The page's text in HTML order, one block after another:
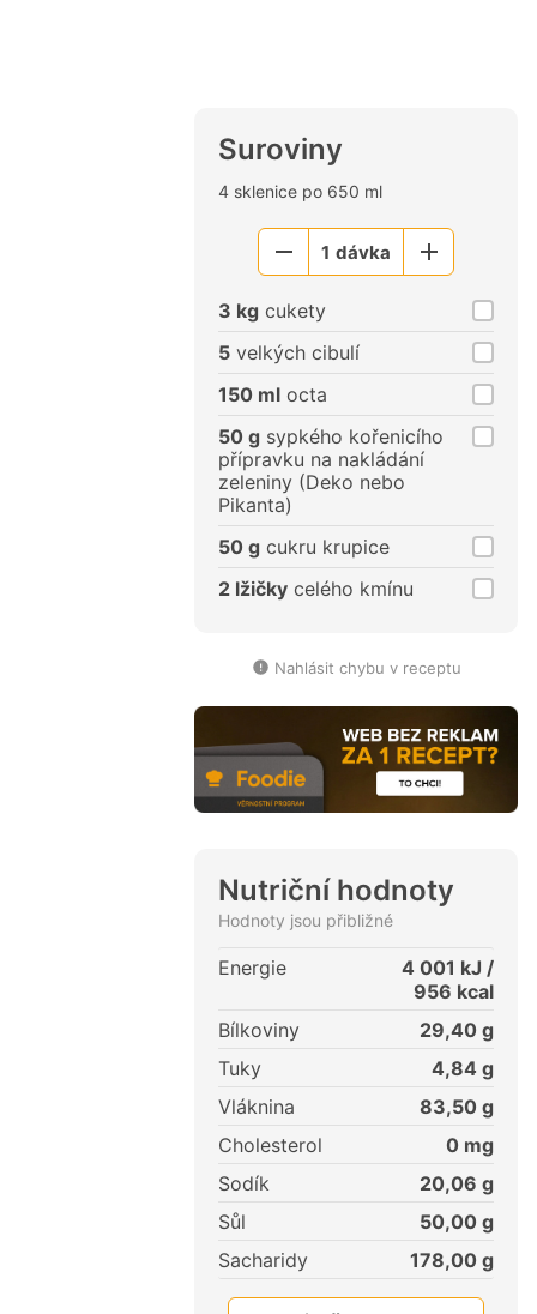
Suroviny
4 sklenice po 650 ml
Menší
1 dávka
Větší
3 kg cukety
5 velkých cibulí
150 ml octa
50 g sypkého kořenicího
přípravku na nakládání
zeleniny (Deko nebo
Pikanta)
50 g cukru krupice
2 lžičky celého kmínu
Nahlásit chybu v receptu
Nutriční hodnoty
Hodnoty jsou přibližné
Energie 4 001 kJ /
956 kcal
Bílkoviny
29,40 g
Tuky
4,84 g
Vláknina
83,50 g
Cholesterol
0 mg
Sodík
20,06 g
Sůl
50,00 g
Sacharidy
178,00 g